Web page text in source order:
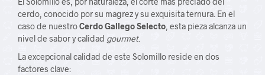
cerdo, conocido por su magrez y su exquisita ternura. En el
caso de nuestroCerdo Gallego Selecto , esta pieza alcanza un
nivel de sabor y calidad gourmet.
La excepcional calidad de este Solomillo reside en dos
factores clave: